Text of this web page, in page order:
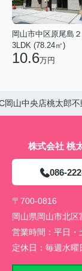
3LDK (78.24㎡)
10.6万円
岡山中央店桃太郎不
株式会社 桃
086-
〒700-0816
岡山県岡山市北
営業時間： 平日・
定休日： 毎週水曜